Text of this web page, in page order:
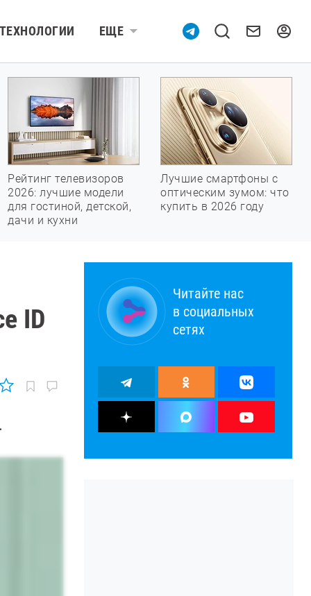
ТЕХНОЛОГИИ ЕЩЕ
Рейтинг телевизоров
2026: лучшие модели
для гостиной, детской,
дачи и кухни
Лучшие смартфоны с
оптическим зумом: что
купить в 2026 году
ID
Читайте нас
в социальных
сетях